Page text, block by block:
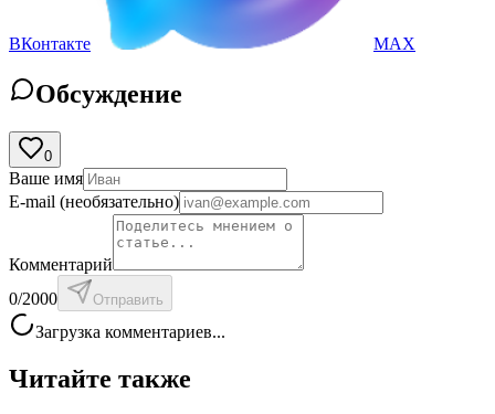
ВКонтакте MAX
Обсуждение
0
Ваше имя
E-mail (необязательно)
Комментарий
0/2000 Отправить
Загрузка комментариев...
Читайте также